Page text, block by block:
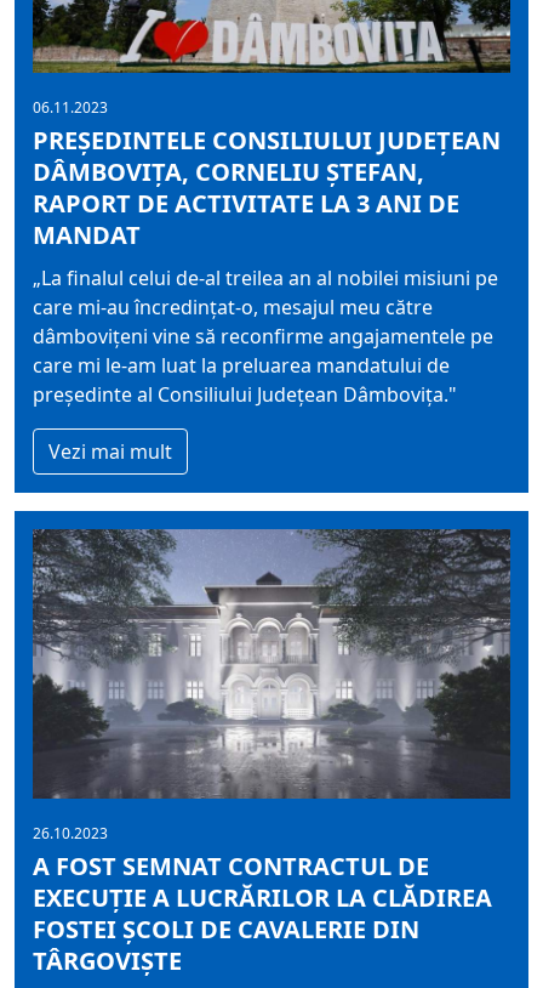
06.11.2023
PREȘEDINTELE CONSILIULUI JUDEȚEAN
DÂMBOVIȚA, CORNELIU ȘTEFAN,
RAPORT DE ACTIVITATE LA 3 ANI DE
MANDAT
„La finalul celui de-al treilea an al nobilei misiuni pe
care mi-au încredințat-o, mesajul meu către
dâmbovițeni vine să reconfirme angajamentele pe
care mi le-am luat la preluarea mandatului de
președinte al Consiliului Județean Dâmbovița."
Vezi mai mult
26.10.2023
A FOST SEMNAT CONTRACTUL DE
EXECUȚIE A LUCRĂRILOR LA CLĂDIREA
FOSTEI ȘCOLI DE CAVALERIE DIN
TÂRGOVIȘTE